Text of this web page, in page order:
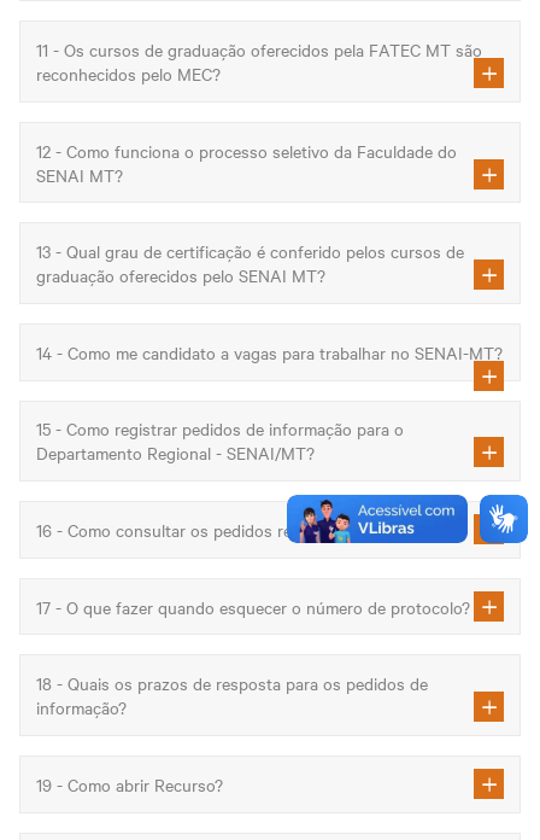
11 - Os cursos de graduação oferecidos pela FATEC MT são
reconhecidos pelo MEC?
12 - Como funciona o processo seletivo da Faculdade do
SENAI MT?
13 - Qual grau de certificação é conferido pelos cursos de
graduação oferecidos pelo SENAI MT?
14 - Como me candidato a vagas para trabalhar no SENAI-MT?
15 - Como registrar pedidos de informação para o
Departamento Regional - SENAI/MT?
16 - Como consultar os pedidos registrados?
17 - O que fazer quando esquecer o número de protocolo?
18 - Quais os prazos de resposta para os pedidos de
informação?
19 - Como abrir Recurso?